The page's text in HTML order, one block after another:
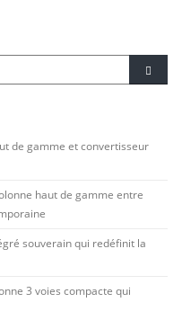
de gamme et convertisseur
haut de gamme entre
souverain qui redéfinit la
3 voies compacte qui